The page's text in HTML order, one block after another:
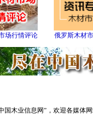
场行情评论 俄罗斯木材
国木业信息网”，欢迎各媒体